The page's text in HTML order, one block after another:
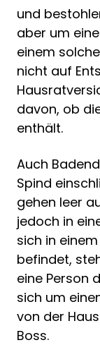
und
aber um
einem
nicht auf
davon, ob
enthält.
Auch
Spind
gehen leer
jedoch in
sich in
befindet,
eine Person
sich um
von der
Boss.